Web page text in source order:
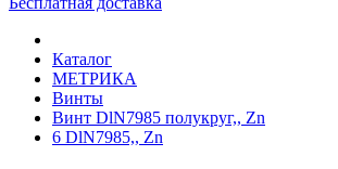
Каталог
МЕТРИКА
Винты
Винт DlN7985 полукруг,, Zn
6 DlN7985,, Zn